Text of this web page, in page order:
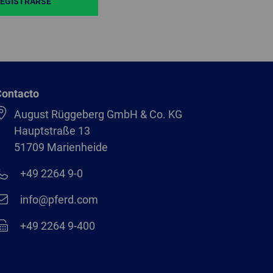
August Rüggeberg GmbH & Co. KG
Hauptstraße 13
51709 Marienheide
+49 2264 9-0
info@pferd.com
+49 2264 9-400